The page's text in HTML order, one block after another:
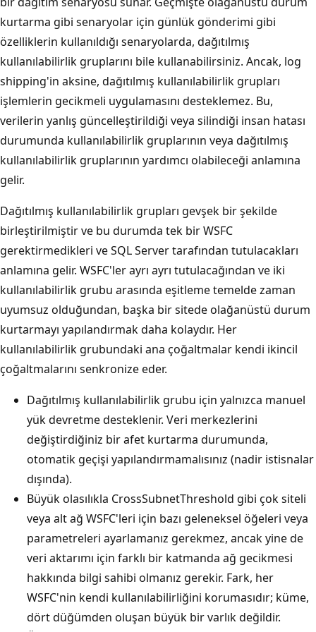
kurtarma gibi senaryolar için günlük gönderimi gibi
özelliklerin kullanıldığı senaryolarda, dağıtılmış
kullanılabilirlik gruplarını bile kullanabilirsiniz. Ancak, log
shipping'in aksine, dağıtılmış kullanılabilirlik grupları
işlemlerin gecikmeli uygulamasını desteklemez. Bu,
verilerin yanlış güncelleştirildiği veya silindiği insan hatası
durumunda kullanılabilirlik gruplarının veya dağıtılmış
kullanılabilirlik gruplarının yardımcı olabileceği anlamına
gelir.
Dağıtılmış kullanılabilirlik grupları gevşek bir şekilde
birleştirilmiştir ve bu durumda tek bir WSFC
gerektirmedikleri ve SQL Server tarafından tutulacakları
anlamına gelir. WSFC'ler ayrı ayrı tutulacağından ve iki
kullanılabilirlik grubu arasında eşitleme temelde zaman
uyumsuz olduğundan, başka bir sitede olağanüstü durum
kurtarmayı yapılandırmak daha kolaydır. Her
kullanılabilirlik grubundaki ana çoğaltmalar kendi ikincil
çoğaltmalarını senkronize eder.
Dağıtılmış kullanılabilirlik grubu için yalnızca manuel
yük devretme desteklenir. Veri merkezlerini
değiştirdiğiniz bir afet kurtarma durumunda,
otomatik geçişi yapılandırmamalısınız (nadir istisnalar
dışında).
Büyük olasılıkla CrossSubnetThreshold gibi çok siteli
veya alt ağ WSFC'leri için bazı geleneksel öğeleri veya
parametreleri ayarlamanız gerekmez, ancak yine de
veri aktarımı için farklı bir katmanda ağ gecikmesi
hakkında bilgi sahibi olmanız gerekir. Fark, her
WSFC'nin kendi kullanılabilirliğini korumasıdır; küme,
dört düğümden oluşan büyük bir varlık değildir.